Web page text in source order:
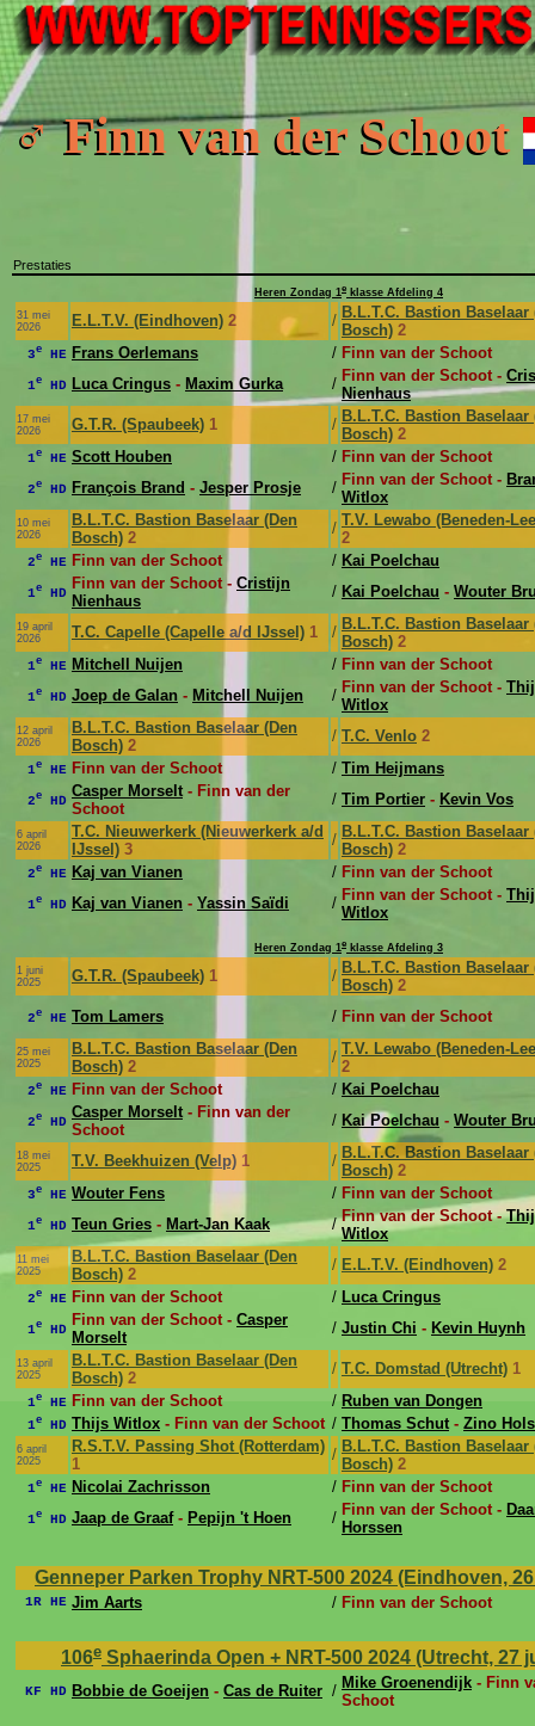
♂ Finn van der Schoot
Prestaties
Heren Zondag 1e klasse Afdeling 4
31 mei
2026
E.L.T.V. (Eindhoven) 2 / B.L.T.C. Bastion Baselaar
Bosch) 2
3e HE Frans Oerlemans / Finn van der Schoot
1e HD Luca Cringus - Maxim Gurka / Finn van der Schoot -
Nienhaus
17 mei
2026
G.T.R. (Spaubeek) 1 / B.L.T.C. Bastion Baselaar
Bosch) 2
1e HE Scott Houben / Finn van der Schoot
2e HD François Brand - Jesper Prosje / Finn van der Schoot -
Witlox
10 mei
2026
B.L.T.C. Bastion Baselaar (Den
Bosch) 2
/ T.V. Lewabo (Beneden-
2
2e HE Finn van der Schoot / Kai Poelchau
1e HD
Finn van der Schoot - Cristijn
Nienhaus
/ Kai Poelchau - Wouter
19 april
2026
T.C. Capelle (Capelle a/d IJssel) 1 / B.L.T.C. Bastion Baselaar
Bosch) 2
1e HE Mitchell Nuijen / Finn van der Schoot
1e HD Joep de Galan - Mitchell Nuijen / Finn van der Schoot -
Witlox
12 april
2026
B.L.T.C. Bastion Baselaar (Den
Bosch) 2
/ T.C. Venlo 2
1e HE Finn van der Schoot / Tim Heijmans
2e HD
Casper Morselt- Finn van der
Schoot
/ Tim Portier - Kevin Vos
6 april
2026
T.C. Nieuwerkerk (Nieuwerkerk a/d
IJssel) 3
/ B.L.T.C. Bastion Baselaar
Bosch) 2
2e HE Kaj van Vianen / Finn van der Schoot
1e HD Kaj van Vianen - Yassin Saïdi / Finn van der Schoot -
Witlox
Heren Zondag 1e klasse Afdeling 3
1 juni
2025
G.T.R. (Spaubeek) 1 / B.L.T.C. Bastion Baselaar
Bosch) 2
2e HE Tom Lamers / Finn van der Schoot
25 mei
2025
B.L.T.C. Bastion Baselaar (Den
Bosch) 2
/ T.V. Lewabo (Beneden-
2
2e HE Finn van der Schoot / Kai Poelchau
2e HD
Casper Morselt- Finn van der
Schoot
/ Kai Poelchau - Wouter
18 mei
2025
T.V. Beekhuizen (Velp) 1 / B.L.T.C. Bastion Baselaar
Bosch) 2
3e HE Wouter Fens / Finn van der Schoot
1e HD Teun Gries - Mart-Jan Kaak / Finn van der Schoot -
Witlox
11 mei
2025
B.L.T.C. Bastion Baselaar (Den
Bosch) 2
/ E.L.T.V. (Eindhoven) 2
2e HE Finn van der Schoot / Luca Cringus
1e HD
Finn van der Schoot - Casper
Morselt
/ Justin Chi - Kevin Huynh
13 april
2025
B.L.T.C. Bastion Baselaar (Den
Bosch) 2
/ T.C. Domstad (Utrecht) 1
1e HE Finn van der Schoot / Ruben van Dongen
1e HD Thijs Witlox - Finn van der Schoot / Thomas Schut- Zino
6 april
2025
R.S.T.V. Passing Shot (Rotterdam)
1
/ B.L.T.C. Bastion Baselaar
Bosch) 2
1e HE Nicolai Zachrisson / Finn van der Schoot
1e HD Jaap de Graaf- Pepijn 't Hoen / Finn van der Schoot -
Horssen
Genneper Parken Trophy NRT-500 2024 (Eindhoven,
1R HE Jim Aarts / Finn van der Schoot
106e Sphaerinda Open + NRT-500 2024 (Utrecht, 27
KF HD Bobbie de Goeijen - Cas de Ruiter / Mike Groenendijk - Finn
Schoot